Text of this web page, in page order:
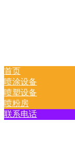
首页
喷涂设备
喷塑设备
喷粉房
联系电话